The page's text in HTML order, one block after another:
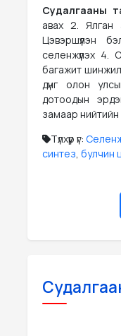
Судалгааны
авах 2. Ялган
Цэвэршүүлэн
селенжүүлэх
багажит
дүнг олон
дотоодын
замаар нийтийн
Түлхүүр үг:
синтез, булчин